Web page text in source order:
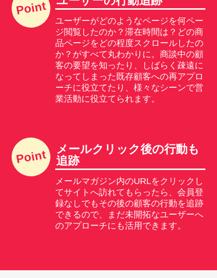
ユーザーがどのようなページを何ペー
ジ閲覧したのか？滞在時間は？どの商
品ページをどの程度スクロールしたの
か？がすべて丸わかりに。商談中の顧
客の要望を知ったり、しばらく疎遠に
なってしまった既存顧客への再アプロ
ーチに役立てたり、様々なシーンで営
業活動に役立てられます。
メールクリック後の行動も
追跡
メールマガジン内のURLをクリックし
てサイトへ訪れてもらったら、会員登
録なしでもその後の顧客の行動を追跡
できるので、まだ未開拓なユーザーへ
のアプローチにも活用できます。